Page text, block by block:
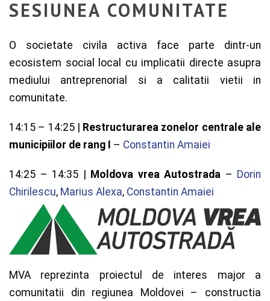
SESIUNEA COMUNITATE
O societate civila activa face parte dintr-un
ecosistem social local cu implicatii directe asupra
mediului antreprenorial si a calitatii vietii in
comunitate.
14:15 – 14:25 | Restructurarea zonelor centrale ale
municipiilor de rang I – Constantin Amaiei
14:25 – 14:35 | Moldova vrea Autostrada – Dorin
Chirilescu, Marius Alexa, Constantin Amaiei
MVA reprezinta proiectul de interes major a
comunitatii din regiunea Moldovei – constructia